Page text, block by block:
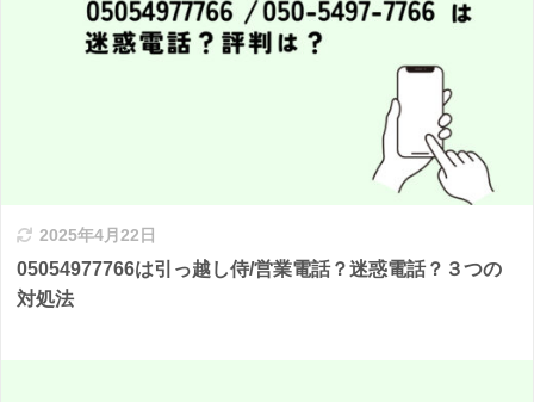
2025年4月22日
05054977766は引っ越し侍/営業電話？迷惑電話？３つの
対処法